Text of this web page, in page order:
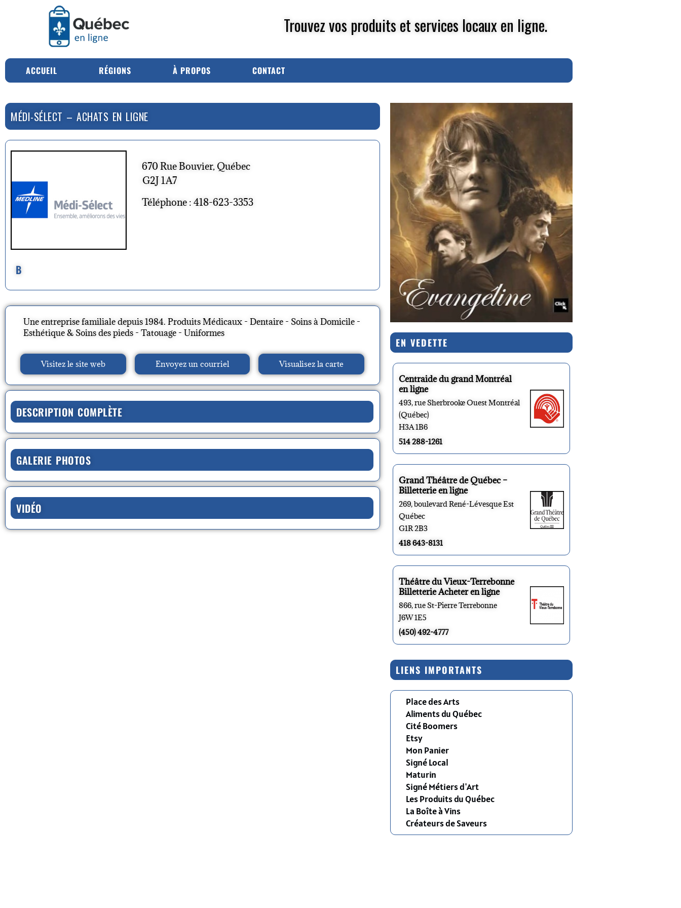
Trouvez vos produits et services locaux en ligne.
ACCUEIL RÉGIONS À PROPOS CONTACT
MÉDI-SÉLECT – ACHATS EN LIGNE
B
670 Rue Bouvier, Québec
G2J 1A7
Téléphone : 418-623-3353
Une entreprise familiale depuis 1984. Produits Médicaux - Dentaire - Soins à Domicile -
Esthétique & Soins des pieds - Tatouage - Uniformes
Visitez le site web Envoyez un courriel Visualisez la carte
DESCRIPTION COMPLÈTE
GALERIE PHOTOS
VIDÉO
EN VEDETTE
Centraide du grand Montréal
en ligne
493, rue Sherbrooke Ouest Montréal
(Québec)
H3A 1B6
514 288-1261
Grand Théâtre de Québec –
Billetterie en ligne
269, boulevard René-Lévesque Est
Québec
G1R 2B3
418 643-8131
Théâtre du Vieux-Terrebonne
Billetterie Acheter en ligne
866, rue St-Pierre Terrebonne
J6W 1E5
(450) 492-4777
LIENS IMPORTANTS
Place des Arts
Aliments du Québec
Cité Boomers
Etsy
Mon Panier
Signé Local
Maturin
Signé Métiers d'Art
Les Produits du Québec
La Boîte à Vins
Créateurs de Saveurs